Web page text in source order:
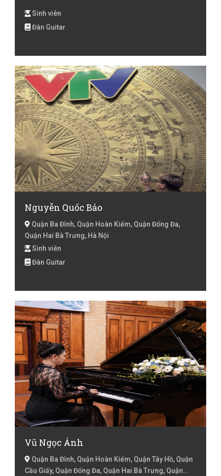
Sinh viên
Đàn Guitar
Nguyễn Quốc Bảo
Quận Ba Đình, Quận Hoàn Kiếm, Quận Đống Đa,
Quận Hai Bà Trưng, Hà Nội
Sinh viên
Đàn Guitar
Vũ Ngọc Ánh
Quận Ba Đình, Quận Hoàn Kiếm, Quận Tây Hồ, Quận
Cầu Giấy, Quận Đống Đa, Quận Hai Bà Trưng, Quận